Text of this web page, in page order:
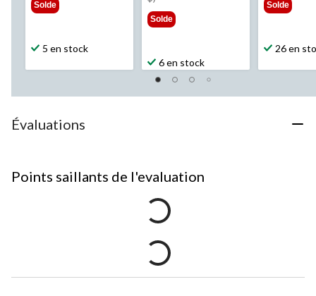
Solde
5 en stock
Solde
6 en stock
Solde
26 en
Évaluations
Points saillants de l'evaluation